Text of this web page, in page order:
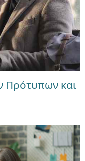
Πρότυπων και